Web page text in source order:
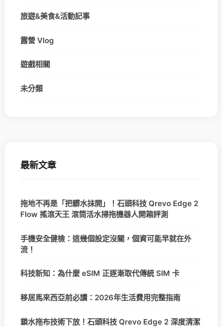
旅遊&美食&活動記事
露營 Vlog
遊戲相關
未分類
最新文章
拖地不再是「把髒水抹開」！石頭科技 Qrevo Edge 2
Flow 搖滾天王 滾筒活水掃拖機器人開箱評測
手機安全健檢：這幾個設定沒關，個資可能早就在外
流！
科技新知：為什麼 eSIM 正逐漸取代傳統 SIM 卡
移居馬來西亞前必讀：2026年生活費用完整指南
鎖水拖布技術下放！石頭科技 Qrevo Edge 2 深度清潔